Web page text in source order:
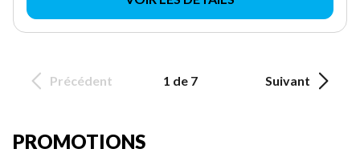
Précédent 1 de 7 Suivant
PROMOTIONS